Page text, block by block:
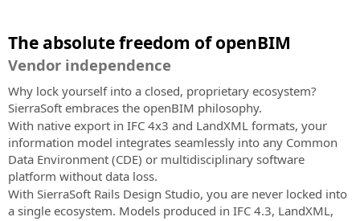
The absolute freedom of openBIM
Vendor independence
Why lock yourself into a closed, proprietary ecosystem?
SierraSoft embraces the openBIM philosophy.
With native export in IFC 4x3 and LandXML formats, your
information model integrates seamlessly into any Common
Data Environment (CDE) or multidisciplinary software
platform without data loss.
With SierraSoft Rails Design Studio, you are never locked into
a single ecosystem. Models produced in IFC 4.3, LandXML,